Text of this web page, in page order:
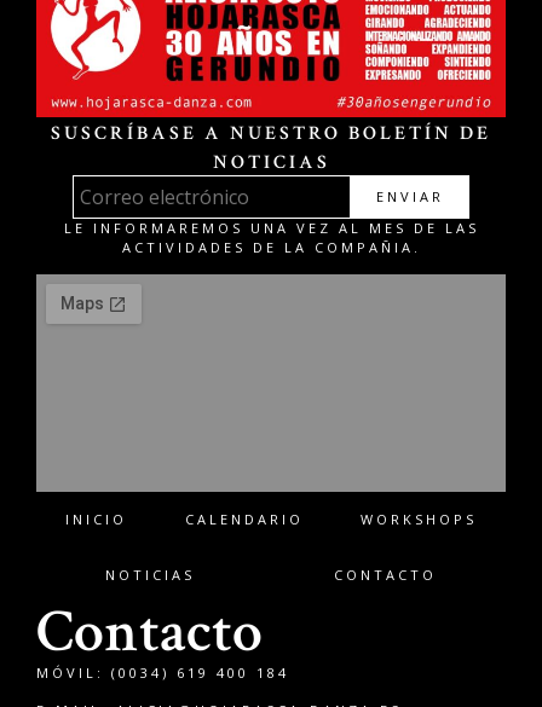
SUSCRÍBASE A NUESTRO BOLETÍN DE
NOTICIAS
ENVIAR
LE INFORMAREMOS UNA VEZ AL MES DE LAS
ACTIVIDADES DE LA COMPAÑIA.
INICIO CALENDARIO WORKSHOPS
NOTICIAS CONTACTO
Contacto
MÓVIL: (0034) 619 400 184